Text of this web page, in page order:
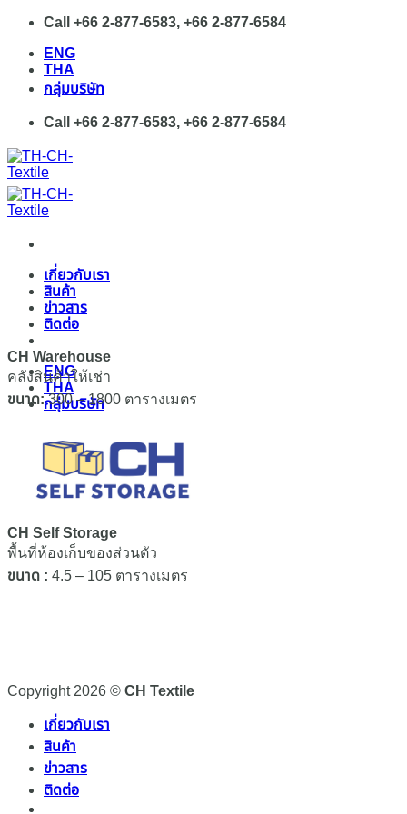
Skip
content
Call +66 2-877-6583, +66 2-877-6584
ENG
THA
กลุ่มบริษัท
Call +66 2-877-6583, +66 2-877-6584
เกี่ยวกับเรา
สินค้า
ข่าวสาร
ติดต่อ
ENG
THA
กลุ่มบริษัท
CH Warehouse
คลังสินค้าให้เช่า
ขนาด:300 – 1800 ตารางเมตร
CH Self Storage
พื้นที่ห้องเก็บของส่วนตัว
ขนาด : 4.5 – 105 ตารางเมตร
Copyright 2026 © CH Textile
เกี่ยวกับเรา
สินค้า
ข่าวสาร
ติดต่อ